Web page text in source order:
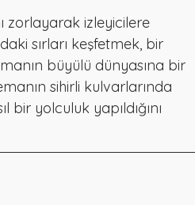
zorlayarak izleyicilere
sırları keşfetmek, bir
büyülü dünyasına bir
sihirli kulvarlarında
bir yolculuk yapıldığını